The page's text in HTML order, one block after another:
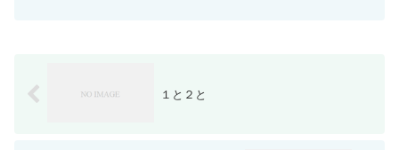
１と２と